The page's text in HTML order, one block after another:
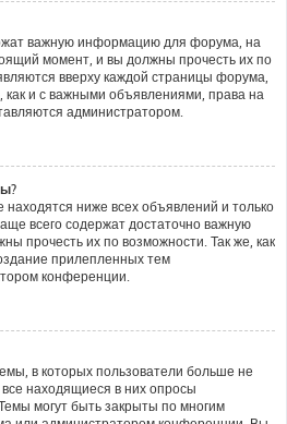
важную информацию для форума, на
момент, и вы должны прочесть их по
вверху каждой страницы форума,
как и с важными объявлениями, права на
администратором.
ниже всех объявлений и только
всего содержат достаточно важную
прочесть их по возможности. Так же, как
прилепленных тем
конференции.
в которых пользователи больше не
находящиеся в них опросы
могут быть закрыты по многим